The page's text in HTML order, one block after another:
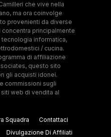
che vive nella
ma ora coinvolge
provenienti da diverse
concentra principalmente
informatica,
/ cucina.
di affiliazione
questo sito
gli acquisti idonei.
commissioni sugli
web di vendita al
Squadra
Contattaci
Divulgazione Di Affiliati